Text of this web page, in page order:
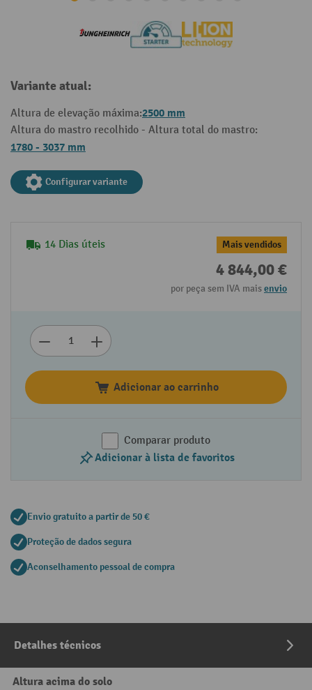
Variante atual:
Altura de elevação máxima:2500 mm
Altura do mastro recolhido - Altura total do mastro:
1780 - 3037 mm
Configurar variante
14 Dias úteis Mais vendidos
4 844,00 €
por peça sem IVA maisenvio
Adicionar ao carrinho
Comparar produto
Adicionar à lista de favoritos
Envio gratuito a partir de 50 €
Proteção de dados segura
Aconselhamento pessoal de compra
Detalhes técnicos
Altura acima do solo